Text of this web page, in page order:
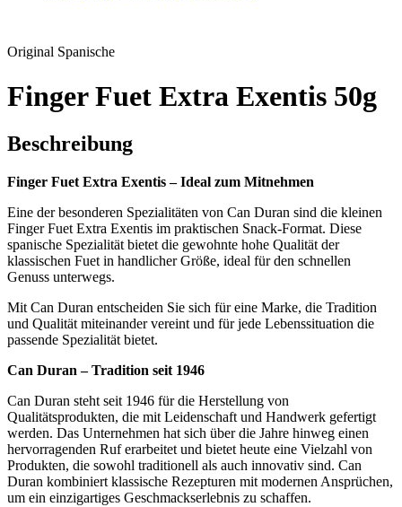
Original Spanische
Finger Fuet Extra Exentis 50g
Beschreibung
Finger Fuet Extra Exentis – Ideal zum Mitnehmen
Eine der besonderen Spezialitäten von Can Duran sind die kleinen
Finger Fuet Extra Exentis im praktischen Snack-Format. Diese
spanische Spezialität bietet die gewohnte hohe Qualität der
klassischen Fuet in handlicher Größe, ideal für den schnellen
Genuss unterwegs.
Mit Can Duran entscheiden Sie sich für eine Marke, die Tradition
und Qualität miteinander vereint und für jede Lebenssituation die
passende Spezialität bietet.
Can Duran – Tradition seit 1946
Can Duran steht seit 1946 für die Herstellung von
Qualitätsprodukten, die mit Leidenschaft und Handwerk gefertigt
werden. Das Unternehmen hat sich über die Jahre hinweg einen
hervorragenden Ruf erarbeitet und bietet heute eine Vielzahl von
Produkten, die sowohl traditionell als auch innovativ sind. Can
Duran kombiniert klassische Rezepturen mit modernen Ansprüchen,
um ein einzigartiges Geschmackserlebnis zu schaffen.